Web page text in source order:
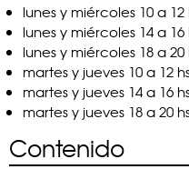
lunes y miércoles 10 a 12
lunes y miércoles 14 a 16
lunes y miércoles 18 a 20
martes y jueves 10 a 12
martes y jueves 14 a 16
martes y jueves 18 a 20
Contenido